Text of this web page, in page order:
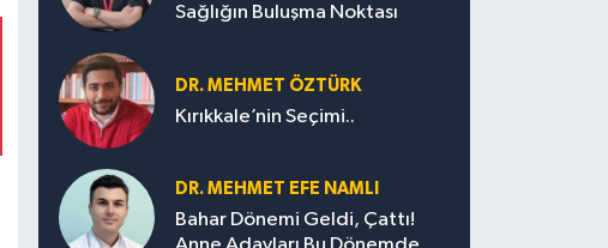
Sağlığın Buluşma Noktası
DR. MEHMET ÖZTÜRK
Kırıkkale’nin Seçimi..
DR. MEHMET EFE NAMLI
Bahar Dönemi Geldi, Çattı!